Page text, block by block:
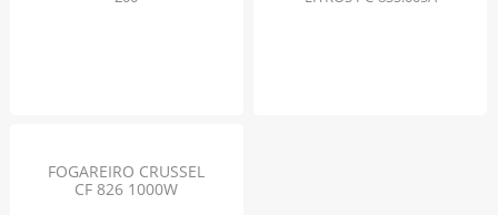
FOGAREIRO CRUSSEL
CF 826 1000W